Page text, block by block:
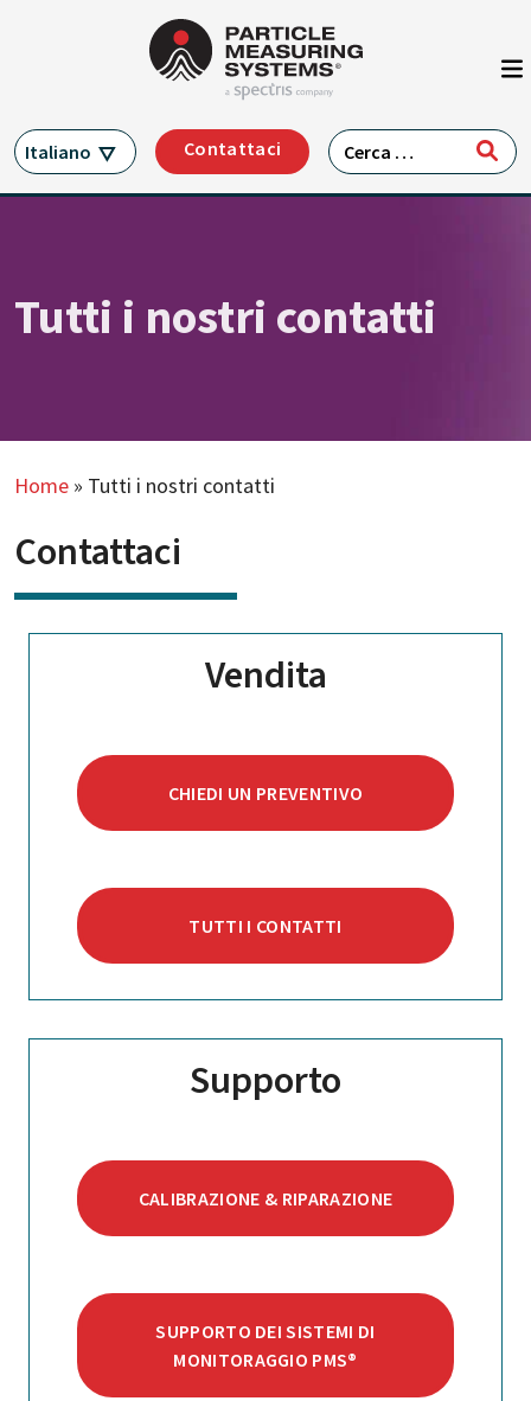
Navigazione principale
Italiano Contattaci Ricerca per:
Tutti i nostri contatti
Home » Tutti i nostri contatti
Contattaci
Vendita
CHIEDI UN PREVENTIVO
TUTTI I CONTATTI
Supporto
CALIBRAZIONE & RIPARAZIONE
SUPPORTO DEI SISTEMI DI
MONITORAGGIO PMS®